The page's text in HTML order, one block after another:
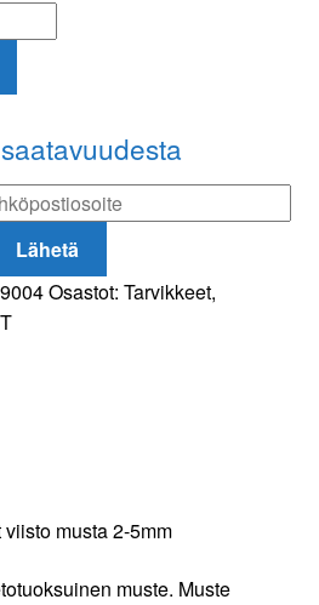
Lähetä
Osastot: Tarvikkeet,
musta 2-5mm
muste. Muste